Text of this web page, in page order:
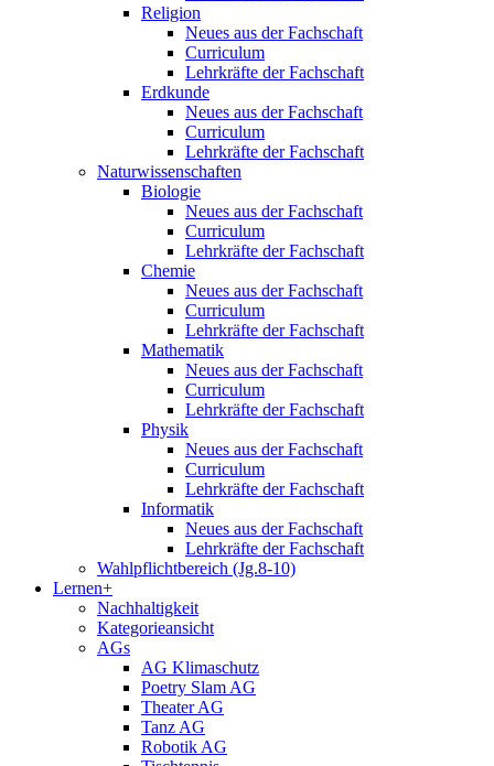
Religion
Neues aus der Fachschaft
Curriculum
Lehrkräfte der Fachschaft
Erdkunde
Neues aus der Fachschaft
Curriculum
Lehrkräfte der Fachschaft
Naturwissenschaften
Biologie
Neues aus der Fachschaft
Curriculum
Lehrkräfte der Fachschaft
Chemie
Neues aus der Fachschaft
Curriculum
Lehrkräfte der Fachschaft
Mathematik
Neues aus der Fachschaft
Curriculum
Lehrkräfte der Fachschaft
Physik
Neues aus der Fachschaft
Curriculum
Lehrkräfte der Fachschaft
Informatik
Neues aus der Fachschaft
Lehrkräfte der Fachschaft
Wahlpflichtbereich (Jg.8-10)
Lernen+
Nachhaltigkeit
Kategorieansicht
AGs
AG Klimaschutz
Poetry Slam AG
Theater AG
Tanz AG
Robotik AG